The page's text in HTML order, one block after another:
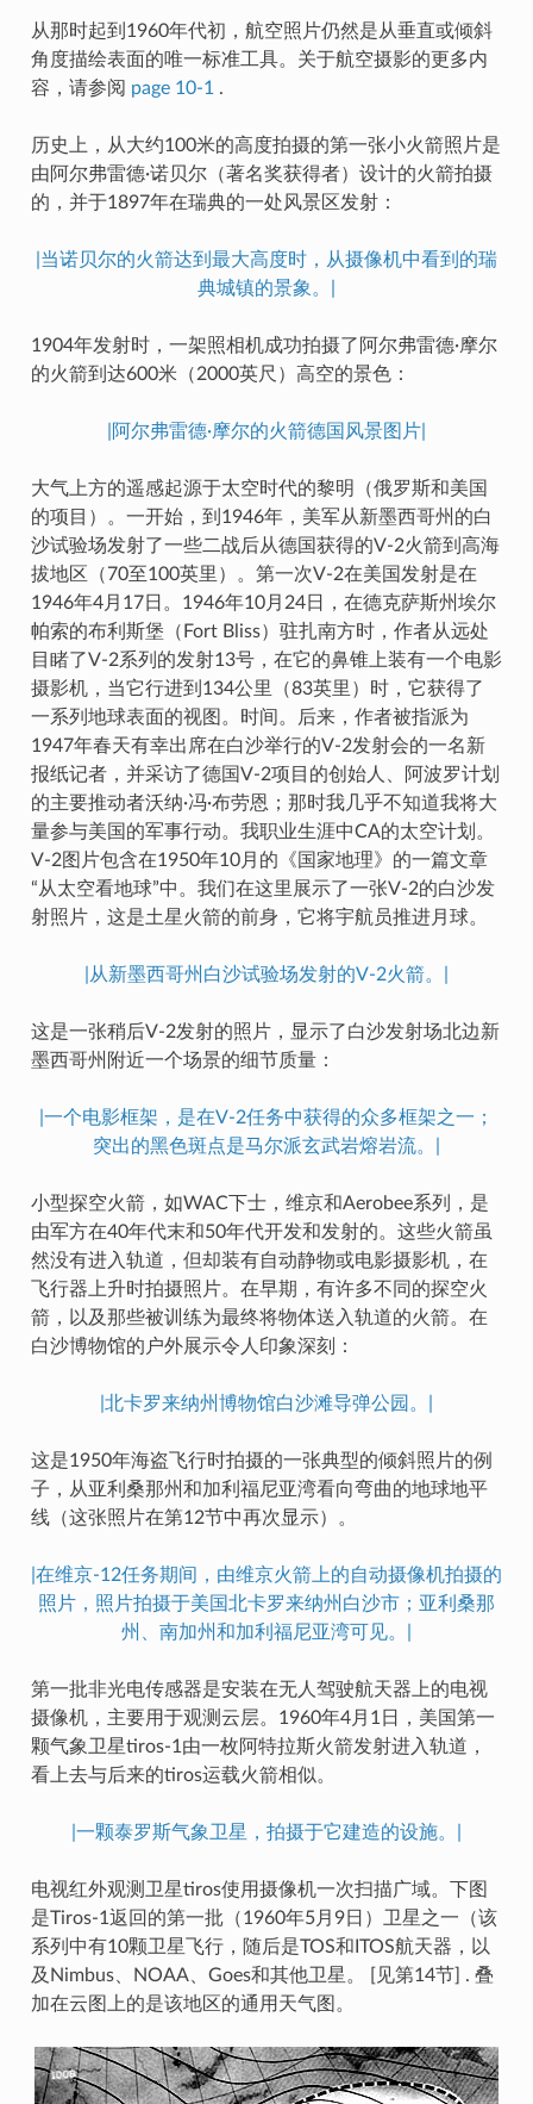
从那时起到1960年代初，航空照片仍然是从垂直或倾斜
角度描绘表面的唯一标准工具。关于航空摄影的更多内
容，请参阅 page 10-1 .
历史上，从大约100米的高度拍摄的第一张小火箭照片是
由阿尔弗雷德·诺贝尔（著名奖获得者）设计的火箭拍摄
的，并于1897年在瑞典的一处风景区发射：
|当诺贝尔的火箭达到最大高度时，从摄像机中看到的瑞
典城镇的景象。|
1904年发射时，一架照相机成功拍摄了阿尔弗雷德·摩尔
的火箭到达600米（2000英尺）高空的景色：
|阿尔弗雷德·摩尔的火箭德国风景图片|
大气上方的遥感起源于太空时代的黎明（俄罗斯和美国
的项目）。一开始，到1946年，美军从新墨西哥州的白
沙试验场发射了一些二战后从德国获得的V-2火箭到高海
拔地区（70至100英里）。第一次V-2在美国发射是在
1946年4月17日。1946年10月24日，在德克萨斯州埃尔
帕索的布利斯堡（Fort Bliss）驻扎南方时，作者从远处
目睹了V-2系列的发射13号，在它的鼻锥上装有一个电影
摄影机，当它行进到134公里（83英里）时，它获得了
一系列地球表面的视图。时间。后来，作者被指派为
1947年春天有幸出席在白沙举行的V-2发射会的一名新
报纸记者，并采访了德国V-2项目的创始人、阿波罗计划
的主要推动者沃纳·冯·布劳恩；那时我几乎不知道我将大
量参与美国的军事行动。我职业生涯中CA的太空计划。
V-2图片包含在1950年10月的《国家地理》的一篇文章
“从太空看地球”中。我们在这里展示了一张V-2的白沙发
射照片，这是土星火箭的前身，它将宇航员推进月球。
|从新墨西哥州白沙试验场发射的V-2火箭。|
这是一张稍后V-2发射的照片，显示了白沙发射场北边新
墨西哥州附近一个场景的细节质量：
|一个电影框架，是在V-2任务中获得的众多框架之一；
突出的黑色斑点是马尔派玄武岩熔岩流。|
小型探空火箭，如WAC下士，维京和Aerobee系列，是
由军方在40年代末和50年代开发和发射的。这些火箭虽
然没有进入轨道，但却装有自动静物或电影摄影机，在
飞行器上升时拍摄照片。在早期，有许多不同的探空火
箭，以及那些被训练为最终将物体送入轨道的火箭。在
白沙博物馆的户外展示令人印象深刻：
|北卡罗来纳州博物馆白沙滩导弹公园。|
这是1950年海盗飞行时拍摄的一张典型的倾斜照片的例
子，从亚利桑那州和加利福尼亚湾看向弯曲的地球地平
线（这张照片在第12节中再次显示）。
|在维京-12任务期间，由维京火箭上的自动摄像机拍摄的
照片，照片拍摄于美国北卡罗来纳州白沙市；亚利桑那
州、南加州和加利福尼亚湾可见。|
第一批非光电传感器是安装在无人驾驶航天器上的电视
摄像机，主要用于观测云层。1960年4月1日，美国第一
颗气象卫星tiros-1由一枚阿特拉斯火箭发射进入轨道，
看上去与后来的tiros运载火箭相似。
|一颗泰罗斯气象卫星，拍摄于它建造的设施。|
电视红外观测卫星tiros使用摄像机一次扫描广域。下图
是Tiros-1返回的第一批（1960年5月9日）卫星之一（该
系列中有10颗卫星飞行，随后是TOS和ITOS航天器，以
及Nimbus、NOAA、Goes和其他卫星。 [见第14节] . 叠
加在云图上的是该地区的通用天气图。